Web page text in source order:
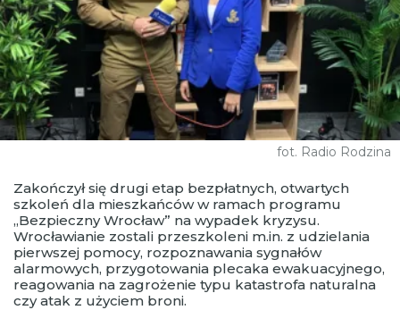
fot. Radio Rodzina
Zakończył się drugi etap bezpłatnych, otwartych
szkoleń dla mieszkańców w ramach programu
„Bezpieczny Wrocław” na wypadek kryzysu.
Wrocławianie zostali przeszkoleni m.in. z udzielania
pierwszej pomocy, rozpoznawania sygnałów
alarmowych, przygotowania plecaka ewakuacyjnego,
reagowania na zagrożenie typu katastrofa naturalna
czy atak z użyciem broni.